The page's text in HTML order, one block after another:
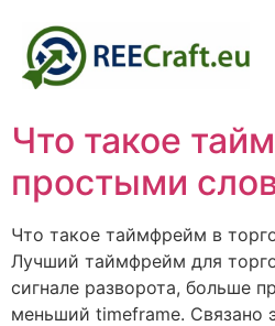
Что такое
простыми
Что такое таймфрейм в
Лучший таймфрейм для
сигнале разворота, больше
меньший timeframe. Связано